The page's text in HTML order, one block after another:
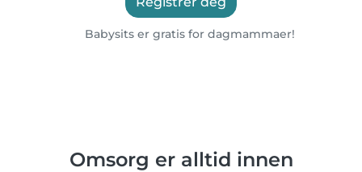
Babysits er gratis for dagmammaer!
Omsorg er alltid innen